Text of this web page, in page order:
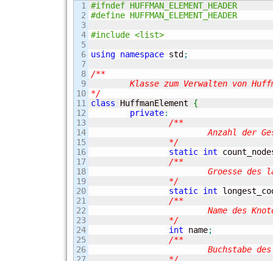
1
2
3
4
5
6
7
8
9
10
11
12
13
14
15
16
17
18
19
20
21
22
23
24
25
26
#ifndef HUFFMAN_ELEMENT_HEADER
#define HUFFMAN_ELEMENT_HEADER
#include <list>
using namespace std ;
/**
*/
class HuffmanElement {
private:
/**
			Anzahl der Gesamtknoten
		*/
static int
/**
		*/
static int
/**
		*/
int name;
/**